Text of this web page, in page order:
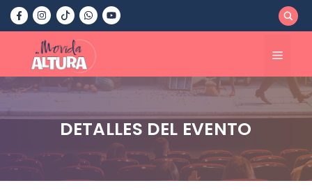
Saltar
contenido
Menú
DETALLES DEL EVENTO